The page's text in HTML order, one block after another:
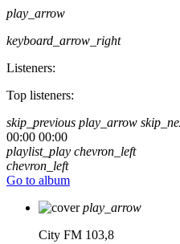
play_arrow
keyboard_arrow_right
Listeners:
Top listeners:
skip_previous play_arrow
00:00 00:00
playlist_play chevron_left
chevron_left
Go to album
play_arrow
City FM 103,8